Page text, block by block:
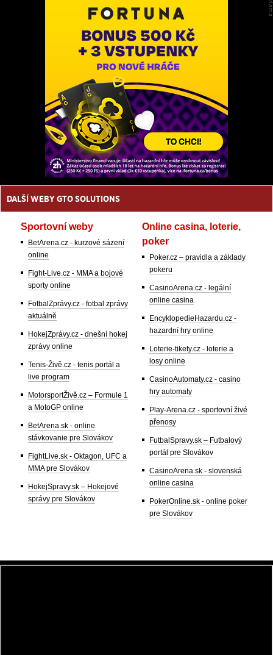
DALŠÍ WEBY GTO SOLUTIONS
Sportovní weby
BetArena.cz - kurzové sázení
online
Fight-Live.cz - MMA a bojové
sporty online
FotbalZprávy.cz - fotbal zprávy
aktuálně
HokejZprávy.cz - dnešní hokej
zprávy online
Tenis-Živě.cz - tenis portál a
live program
MotorsportŽivě.cz – Formule 1
a MotoGP online
BetArena.sk - online
stávkovanie pre Slovákov
FightLive.sk - Oktagon, UFC a
MMA pre Slovákov
HokejSpravy.sk – Hokejové
správy pre Slovákov
Online casina, loterie,
poker
Poker.cz – pravidla a základy
pokeru
CasinoArena.cz - legální
online casina
EncyklopedieHazardu.cz -
hazardní hry online
Loterie-tikety.cz - loterie a
losy online
CasinoAutomaty.cz - casino
hry automaty
Play-Arena.cz - sportovní živé
přenosy
FutbalSpravy.sk – Futbalový
portál pre Slovákov
CasinoArena.sk - slovenská
online casina
PokerOnline.sk - online poker
pre Slovákov